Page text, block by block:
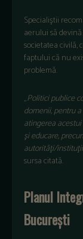
Specialiştii
aerului să
societatea civilă,
faptului că nu
problemă.
„Politici publice
domenii, pentru
atingerea
şi educare,
autorităţi/
sursa citată.
Planul
București